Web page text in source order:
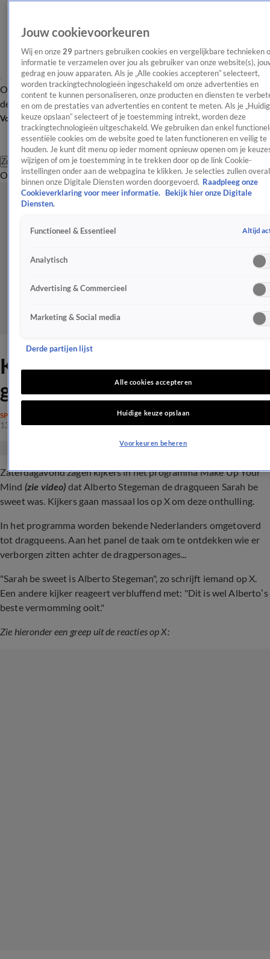
OverzichtAfleveringen Entertainment TV Algemeen
Tip
de redactieNieuwsbrief
Volg Shownieuws
Zoeken
OverzichtEntertainmentSpraakmakendRealityCrimeVideo's
Kijkers Make Up Your Mind
gaan los om deze onthulling
SPRAAKMAKEND
13 apr 2024, 21:10
Zaterdagavond zagen kijkers in het programma Make Up Your
Mind (zie video) dat Alberto Stegeman de dragqueen Sarah be
sweet was. Kijkers gaan massaal los op X om deze onthulling.
In het programma worden bekende Nederlanders omgetoverd
tot dragqueens. Aan het panel de taak om te ontdekken wie er
verborgen zitten achter de dragpersonages...
"Sarah be sweet is Alberto Stegeman", zo schrijft iemand op X.
Een andere kijker reageert verbluffend met: "Dit is wel Alberto’s
beste vermomming ooit."
Zie hieronder een greep uit de reacties op X:
Jouw cookievoorkeuren
Wij en onze 29 partners gebruiken cookies en vergelijkbare technieken
informatie te verzamelen over jou als gebruiker van onze website(s),
gedrag en jouw apparaten. Als je „Alle cookies accepteren” selecteert,
worden trackingtechnologieën ingeschakeld om onze advertenties en
content te kunnen personaliseren, onze producten en diensten te
en om de prestaties van advertenties en content te meten. Als je
keuze opslaan” selecteert of je toestemming intrekt, worden deze
trackingtechnologieën uitgeschakeld. We gebruiken dan enkel
essentiële cookies om de website goed te laten functioneren en veilig te
houden. Je kunt dit menu op ieder moment opnieuw openen om je
wijzigen of om je toestemming in te trekken door op de link Cookie-
instellingen onder aan de webpagina te klikken. Je selecties zullen overal
binnen onze Digitale Diensten worden doorgevoerd. Raadpleeg onze
Cookieverklaring voor meer informatie.
Bekijk hier onze Digitale
Diensten.
Functioneel & Essentieel Altijd
Analytisch
Advertising & Commercieel
Marketing & Social media
Derde partijen lijst
Alle cookies accepteren
Huidige keuze opslaan
Voorkeuren beheren